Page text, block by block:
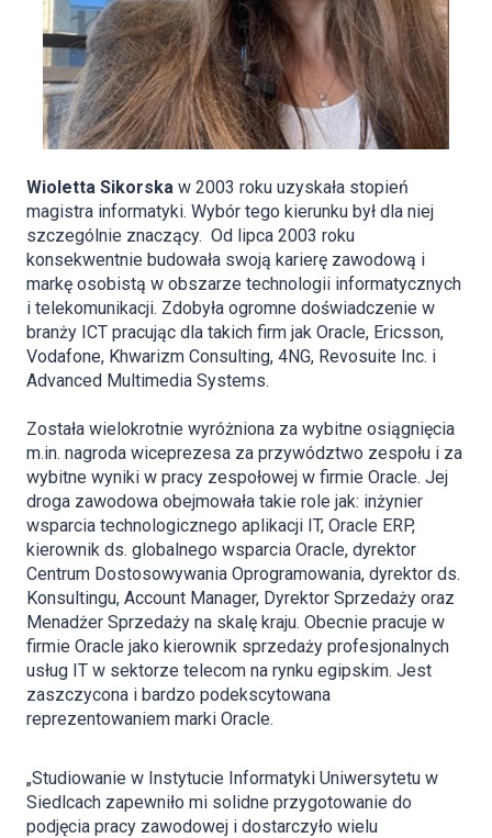
Wioletta Sikorska w 2003 roku uzyskała stopień
magistra informatyki. Wybór tego kierunku był dla niej
szczególnie znaczący. Od lipca 2003 roku
konsekwentnie budowała swoją karierę zawodową i
markę osobistą w obszarze technologii informatycznych
i telekomunikacji. Zdobyła ogromne doświadczenie w
branży ICT pracując dla takich firm jak Oracle, Ericsson,
Vodafone, Khwarizm Consulting, 4NG, Revosuite Inc. i
Advanced Multimedia Systems.
Została wielokrotnie wyróżniona za wybitne osiągnięcia
m.in. nagroda wiceprezesa za przywództwo zespołu i za
wybitne wyniki w pracy zespołowej w firmie Oracle. Jej
droga zawodowa obejmowała takie role jak: inżynier
wsparcia technologicznego aplikacji IT, Oracle ERP,
kierownik ds. globalnego wsparcia Oracle, dyrektor
Centrum Dostosowywania Oprogramowania, dyrektor ds.
Konsultingu, Account Manager, Dyrektor Sprzedaży oraz
Menadżer Sprzedaży na skalę kraju. Obecnie pracuje w
firmie Oracle jako kierownik sprzedaży profesjonalnych
usług IT w sektorze telecom na rynku egipskim. Jest
zaszczycona i bardzo podekscytowana
reprezentowaniem marki Oracle.
„Studiowanie w Instytucie Informatyki Uniwersytetu w
Siedlcach zapewniło mi solidne przygotowanie do
podjęcia pracy zawodowej i dostarczyło wielu